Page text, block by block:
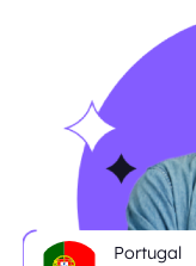
Portugal